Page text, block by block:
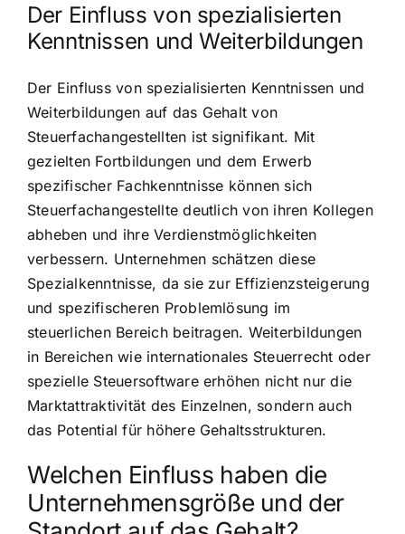
Der Einfluss von spezialisierten
Kenntnissen und Weiterbildungen
Der Einfluss von spezialisierten Kenntnissen und
Weiterbildungen auf das Gehalt von
Steuerfachangestellten ist signifikant. Mit
gezielten Fortbildungen und dem Erwerb
spezifischer Fachkenntnisse können sich
Steuerfachangestellte deutlich von ihren Kollegen
abheben und ihre Verdienstmöglichkeiten
verbessern. Unternehmen schätzen diese
Spezialkenntnisse, da sie zur Effizienzsteigerung
und spezifischeren Problemlösung im
steuerlichen Bereich beitragen. Weiterbildungen
in Bereichen wie internationales Steuerrecht oder
spezielle Steuersoftware erhöhen nicht nur die
Marktattraktivität des Einzelnen, sondern auch
das Potential für höhere Gehaltsstrukturen.
Welchen Einfluss haben die
Unternehmensgröße und der